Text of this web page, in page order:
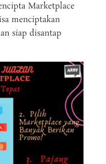
Marketplace
menciptakan
siap disantap